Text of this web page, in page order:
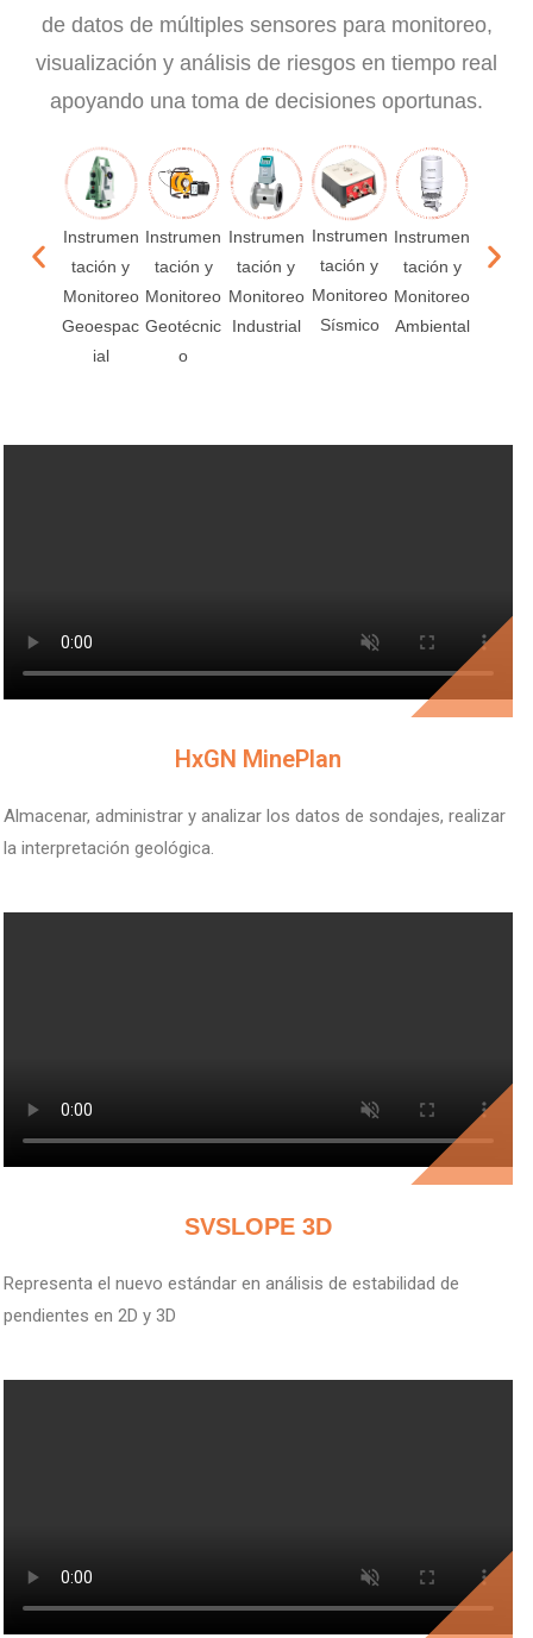
de datos de múltiples sensores para monitoreo,
visualización y análisis de riesgos en tiempo real
apoyando una toma de decisiones oportunas.
Instrumen
tación y
Monitoreo
Geoespac
ial
Instrumen
tación y
Monitoreo
Geotécnic
o
Instrumen
tación y
Monitoreo
Industrial
Instrumen
tación y
Monitoreo
Sísmico
Instrumen
tación y
Monitoreo
Ambiental
V
HxGN MinePlan
Almacenar, administrar y analizar los datos de sondajes, realizar
la interpretación geológica.
V
SVSLOPE 3D
Representa el nuevo estándar en análisis de estabilidad de
pendientes en 2D y 3D
V